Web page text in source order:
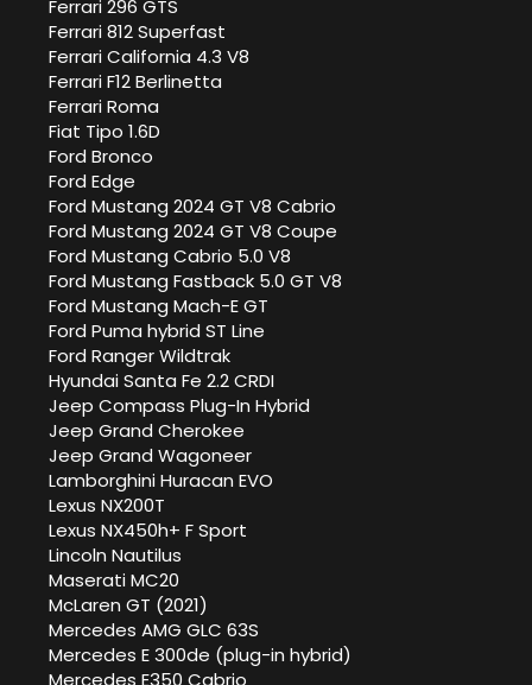
Ferrari 296 GTS
Ferrari 812 Superfast
Ferrari California 4.3 V8
Ferrari F12 Berlinetta
Ferrari Roma
Fiat Tipo 1.6D
Ford Bronco
Ford Edge
Ford Mustang 2024 GT V8 Cabrio
Ford Mustang 2024 GT V8 Coupe
Ford Mustang Cabrio 5.0 V8
Ford Mustang Fastback 5.0 GT V8
Ford Mustang Mach-E GT
Ford Puma hybrid ST Line
Ford Ranger Wildtrak
Hyundai Santa Fe 2.2 CRDI
Jeep Compass Plug-In Hybrid
Jeep Grand Cherokee
Jeep Grand Wagoneer
Lamborghini Huracan EVO
Lexus NX200T
Lexus NX450h+ F Sport
Lincoln Nautilus
Maserati MC20
McLaren GT (2021)
Mercedes AMG GLC 63S
Mercedes E 300de (plug-in hybrid)
Mercedes E350 Cabrio